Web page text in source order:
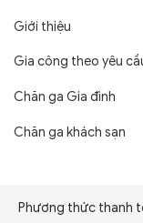
Chăn Ra
Thảm
Cho Mọi
Thanh Thủy là
Giới thiệu
Gia công theo yêu
Chăn ga Gia đình
Chăn ga khách sạn
Phương thức thanh